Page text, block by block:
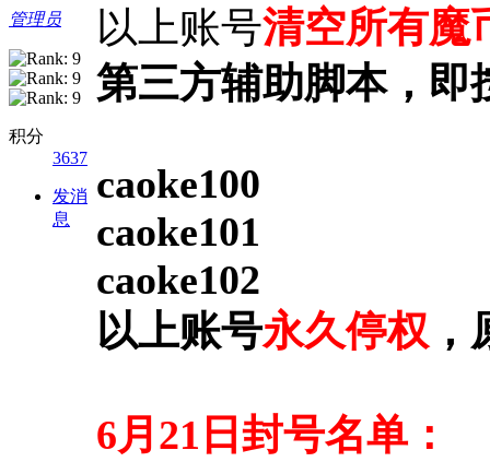
管理员
积分
3637
发消
息
以上账号清空所有魔
第三方辅助脚本，即
caoke100
caoke101
caoke102
以上账号永久停权 ，
6月21日封号名单：